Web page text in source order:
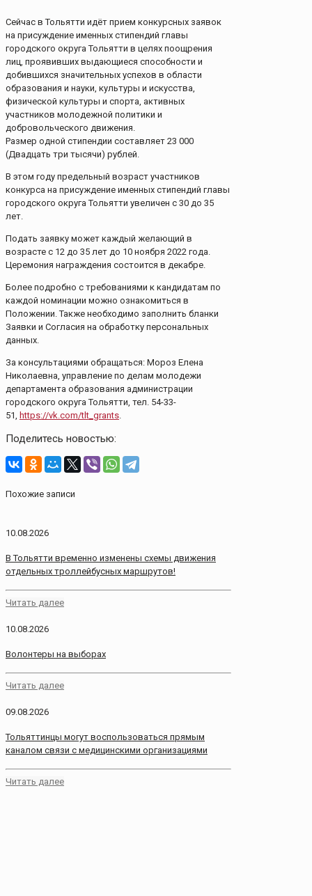
Сейчас в Тольятти идёт прием конкурсных заявок
на присуждение именных стипендий главы
городского округа Тольятти в целях поощрения
лиц, проявивших выдающиеся способности и
добившихся значительных успехов в области
образования и науки, культуры и искусства,
физической культуры и спорта, активных
участников молодежной политики и
добровольческого движения.
Размер одной стипендии составляет 23 000
(Двадцать три тысячи) рублей.
В этом году предельный возраст участников
конкурса на присуждение именных стипендий главы
городского округа Тольятти увеличен с 30 до 35
лет.
Подать заявку может каждый желающий в
возрасте с 12 до 35 лет до 10 ноября 2022 года.
Церемония награждения состоится в декабре.
Более подробно с требованиями к кандидатам по
каждой номинации можно ознакомиться в
Положении. Также необходимо заполнить бланки
Заявки и Согласия на обработку персональных
данных.
За консультациями обращаться: Мороз Елена
Николаевна, управление по делам молодежи
департамента образования администрации
городского округа Тольятти, тел. 54-33-
51, https://vk.com/tlt_grants.
Поделитесь новостью:
Похожие записи
10.08.2026
В Тольятти временно изменены схемы движения
отдельных троллейбусных маршрутов!
Читать далее
10.08.2026
Волонтеры на выборах
Читать далее
09.08.2026
Тольяттинцы могут воспользоваться прямым
каналом связи с медицинскими организациями
Читать далее